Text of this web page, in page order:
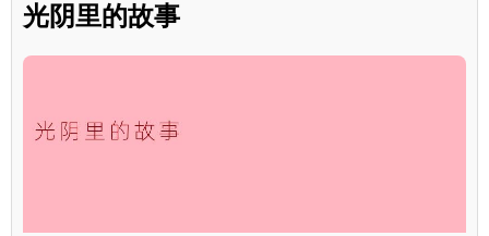
光阴里的故事